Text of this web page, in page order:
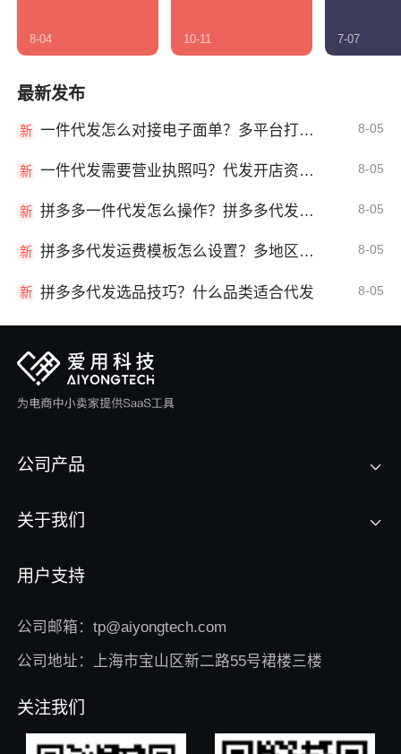
8-04 10-11 7-07
最新发布
新 一件代发怎么对接电子面单？多平台打单发货教程 8-05
新 一件代发需要营业执照吗？代发开店资质详解 8-05
新 拼多多一件代发怎么操作？拼多多代发全流程 8-05
新 拼多多代发运费模板怎么设置？多地区运费 8-05
新 拼多多代发选品技巧？什么品类适合代发 8-05
公司产品
关于我们
用户支持
公司邮箱：tp@aiyongtech.com
公司地址：上海市宝山区新二路55号裙楼三楼
关注我们